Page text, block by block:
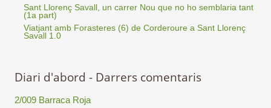
Sant Llorenç Savall, un carrer Nou que no ho semblaria tant
(1a part)
Viatjant amb Forasteres (6) de Corderoure a Sant Llorenç
Savall 1.0
Diari d'abord - Darrers comentaris
2/009 Barraca Roja